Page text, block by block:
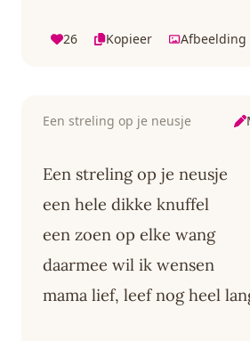
26 Kopieer Afbeelding
Een streling op je neusje
Een streling op je neusje
een hele dikke knuffel
een zoen op elke wang
daarmee wil ik wensen
mama lief, leef nog heel